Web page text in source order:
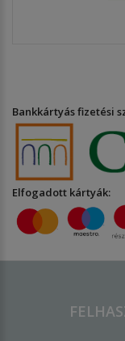
Bankkártyás fizetési
Elfogadott kártyák: